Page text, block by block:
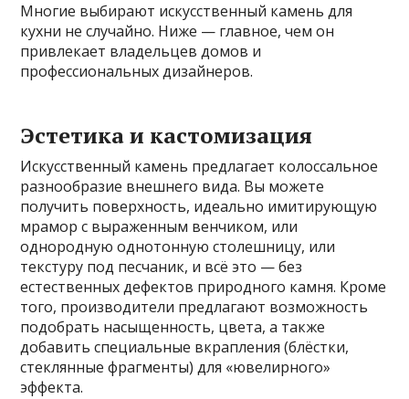
Многие выбирают искусственный камень для
кухни не случайно. Ниже — главное, чем он
привлекает владельцев домов и
профессиональных дизайнеров.
Эстетика и кастомизация
Искусственный камень предлагает колоссальное
разнообразие внешнего вида. Вы можете
получить поверхность, идеально имитирующую
мрамор с выраженным венчиком, или
однородную однотонную столешницу, или
текстуру под песчаник, и всё это — без
естественных дефектов природного камня. Кроме
того, производители предлагают возможность
подобрать насыщенность, цвета, а также
добавить специальные вкрапления (блёстки,
стеклянные фрагменты) для «ювелирного»
эффекта.